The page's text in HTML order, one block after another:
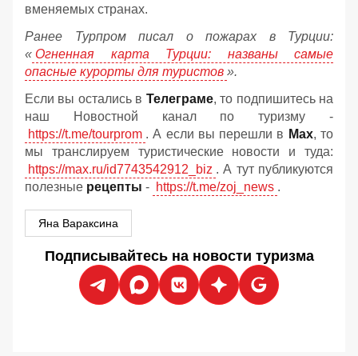
вменяемых странах.
Ранее Турпром писал о пожарах в Турции:
« Огненная карта Турции: названы самые
опасные курорты для туристов ».
Если вы остались в Телеграме, то подпишитесь на
наш Новостной канал по туризму -
https://t.me/tourprom . А если вы перешли в Мах, то
мы транслируем туристические новости и туда:
https://max.ru/id7743542912_biz . А тут публикуются
полезные рецепты - https://t.me/zoj_news .
Яна Вараксина
Подписывайтесь на новости туризма